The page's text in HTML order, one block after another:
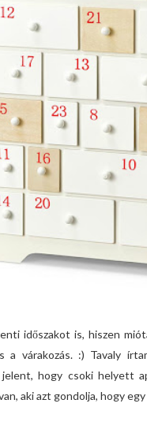
időszakot is, hiszen
a várakozás. :) Tavaly
hogy csoki helyett
aki azt gondolja, hogy